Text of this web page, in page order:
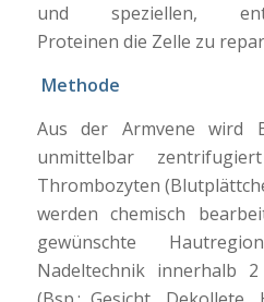
und speziellen,
Proteinen die Zelle zu
Methode
Aus der Armvene wird
unmittelbar
Thrombozyten
werden chemisch
gewünschte
Nadeltechnik innerhalb